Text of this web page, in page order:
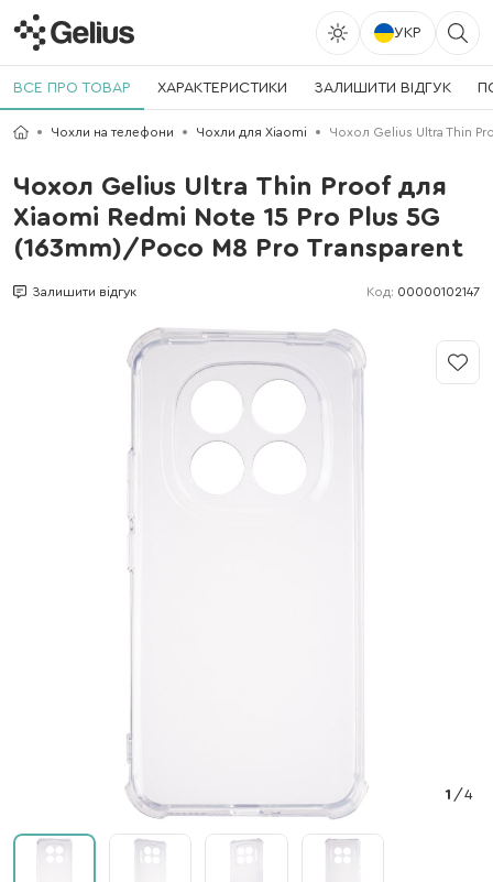
УКР
ВСЕ ПРО ТОВАР ХАРАКТЕРИСТИКИ ЗАЛИШИТИ ВІДГУК
Чохли на телефони Чохли для Xiaomi Чохол Gelius Ultra Thin
Чохол Gelius Ultra Thin Proof для
Xiaomi Redmi Note 15 Pro Plus 5G
(163mm)/Poco M8 Pro Transparent
Залишити відгук Код: 00000102147
1 /4